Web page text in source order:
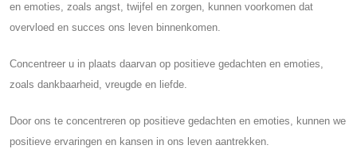
en emoties, zoals angst, twijfel en zorgen, kunnen voorkomen dat
overvloed en succes ons leven binnenkomen.
Concentreer u in plaats daarvan op positieve gedachten en emoties,
zoals dankbaarheid, vreugde en liefde.
Door ons te concentreren op positieve gedachten en emoties, kunnen we
positieve ervaringen en kansen in ons leven aantrekken.